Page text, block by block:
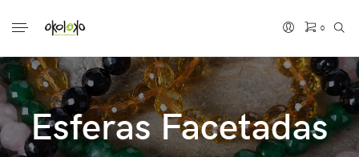
0
No hay productos en el carrito.
Esferas Facetadas